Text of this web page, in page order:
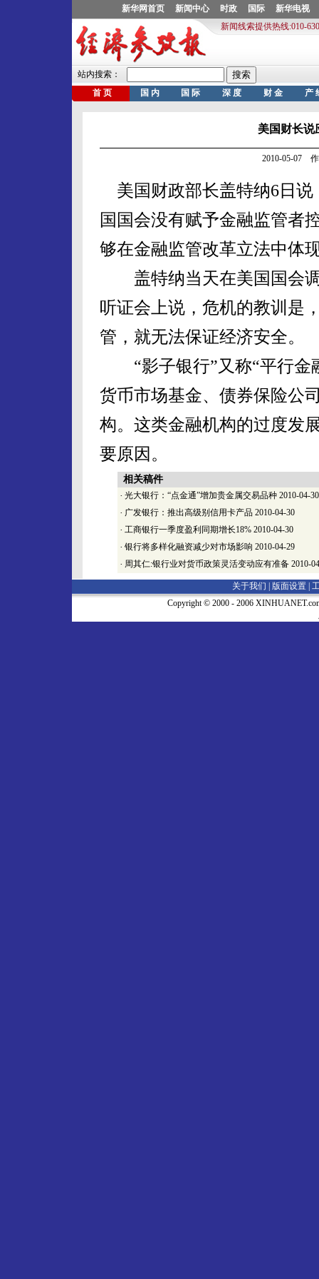
美国财长说
2010-05-07
美国财政部长盖特纳6日说
国国会没有赋予金融监管者
够在金融监管改革立法中体
盖特纳当天在美国国会调
听证会上说，危机的教训是
管，就无法保证经济安全。
“影子银行”又称“平行金
货币市场基金、债券保险公
构。这类金融机构的过度发
要原因。
相关稿件
· 光大银行：“点金通”增加贵金属交易品种 2010-04-30
· 广发银行：推出高级别信用卡产品 2010-04-30
· 工商银行一季度盈利同期增长18% 2010-04-30
· 银行将多样化融资减少对市场影响 2010-04-29
· 周其仁:银行业对货币政策灵活变动应有准备 2010-
关于我们 | 版面设置
Copyright © 2000 - 2006